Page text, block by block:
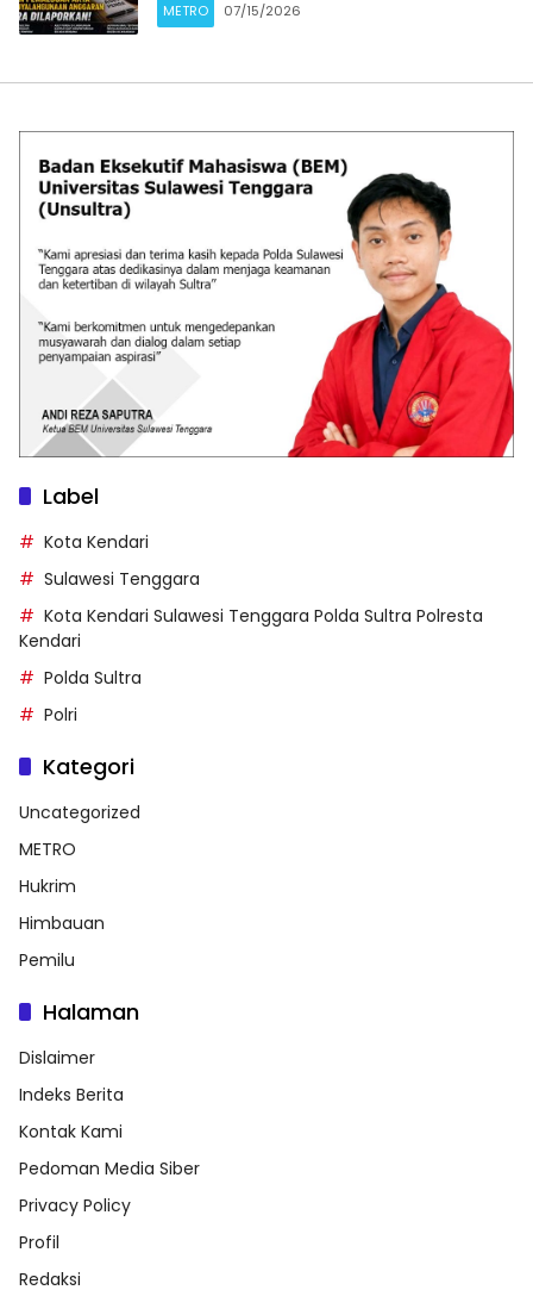
METRO 07/15/2026
Label
Kota Kendari
Sulawesi Tenggara
Kota Kendari Sulawesi Tenggara Polda Sultra Polresta
Kendari
Polda Sultra
Polri
Kategori
Uncategorized
METRO
Hukrim
Himbauan
Pemilu
Halaman
Dislaimer
Indeks Berita
Kontak Kami
Pedoman Media Siber
Privacy Policy
Profil
Redaksi